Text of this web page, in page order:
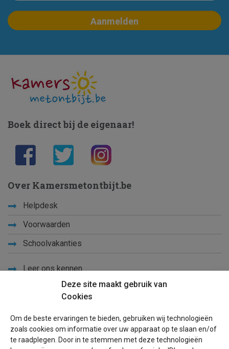
Deze site maakt gebruik van
Cookies
Om de beste ervaringen te bieden, gebruiken wij technologieën
zoals cookies om informatie over uw apparaat op te slaan en/of
te raadplegen. Door in te stemmen met deze technologieën
Boek direct bij de eigenaar!
Over Kamersmetontbijt.be
Helpdesk
Voorwaarden
Schoolvakanties
Leer ons kennen
Sitemap
Blog